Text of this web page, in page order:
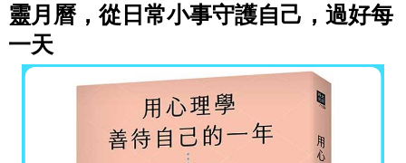
靈月曆，從日常小事守護自己，過好每
一天